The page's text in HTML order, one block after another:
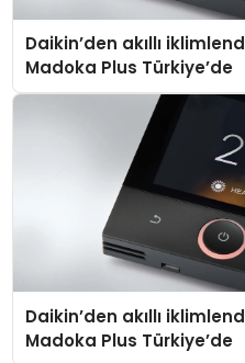
Daikin’den akıllı
Madoka Plus Türkiye’de
Daikin’den akıllı
Madoka Plus Türkiye’de